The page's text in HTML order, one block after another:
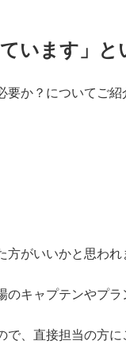
います」と
要か？についてご紹
がいいかと思われ
のキャプテンやプ
、直接担当の方に